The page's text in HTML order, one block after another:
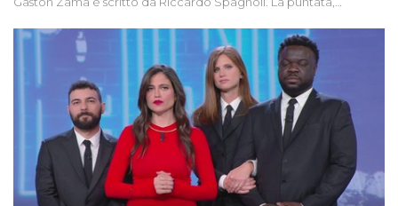
racconta l'universo delle narrazioni alternative, dei sospetti
globali e del complottismo che negli ultimi anni hanno invaso
social network, talk show, piazze digitali e immaginario collettivo.